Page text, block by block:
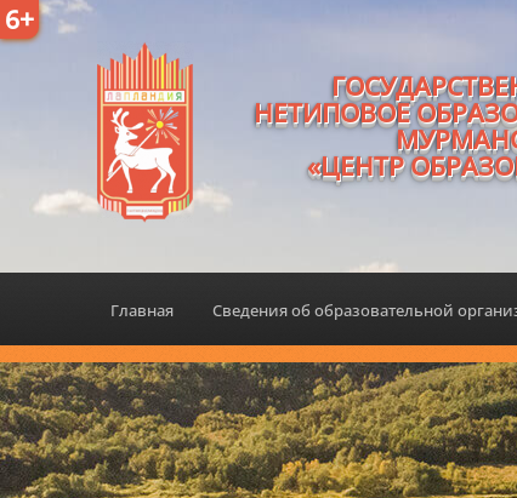
6+
НЕТИПОВОЕ
«ЦЕНТР
Главная Сведения об образовательной